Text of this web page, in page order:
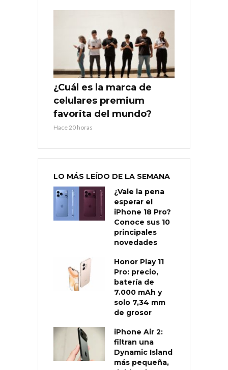
¿Cuál es la marca de
celulares premium
favorita del mundo?
Hace 20 horas
LO MÁS LEÍDO DE LA SEMANA
¿Vale la pena
esperar el
iPhone 18 Pro?
Conoce sus 10
principales
novedades
Honor Play 11
Pro: precio,
batería de
7.000 mAh y
solo 7,34 mm
de grosor
iPhone Air 2:
filtran una
Dynamic Island
más pequeña,